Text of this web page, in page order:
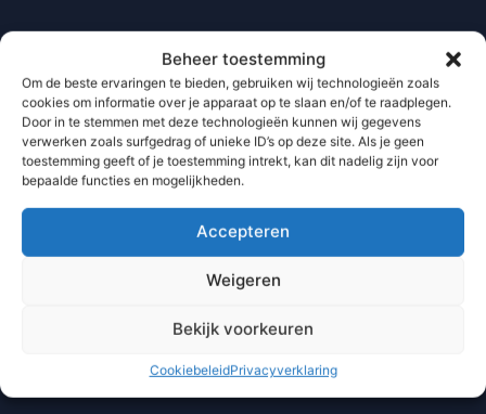
Beheer toestemming
Om de beste ervaringen te bieden, gebruiken wij technologieën zoals
cookies om informatie over je apparaat op te slaan en/of te raadplegen.
Door in te stemmen met deze technologieën kunnen wij gegevens
verwerken zoals surfgedrag of unieke ID’s op deze site. Als je geen
toestemming geeft of je toestemming intrekt, kan dit nadelig zijn voor
bepaalde functies en mogelijkheden.
Accepteren
Weigeren
Bekijk voorkeuren
CookiebeleidPrivacyverklaring